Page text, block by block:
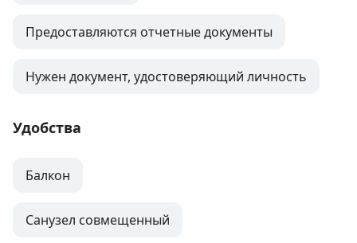
Предоставляются отчетные документы
Нужен документ, удостоверяющий личность
Удобства
Балкон
Санузел совмещенный